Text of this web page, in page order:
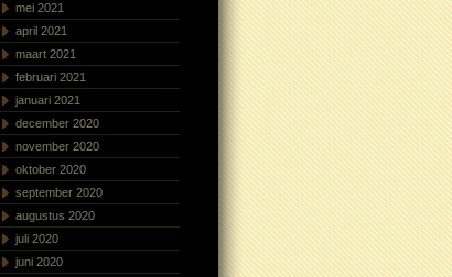
mei 2021
april 2021
maart 2021
februari 2021
januari 2021
december 2020
november 2020
oktober 2020
september 2020
augustus 2020
juli 2020
juni 2020